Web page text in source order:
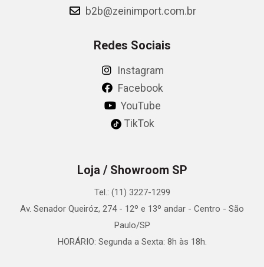
b2b@zeinimport.com.br
Redes Sociais
Instagram
Facebook
YouTube
TikTok
Loja / Showroom SP
Tel.: (11) 3227-1299
Av. Senador Queiróz, 274 - 12º e 13º andar - Centro - São
Paulo/SP
HORÁRIO: Segunda a Sexta: 8h às 18h.